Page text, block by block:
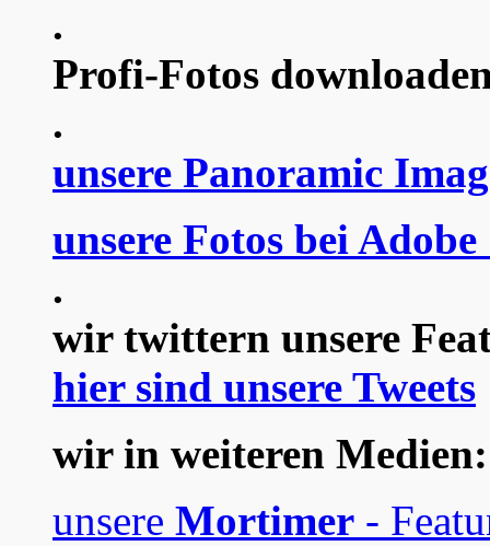
.
Profi-Fotos
.
unsere Panoramic
unsere Fotos bei
.
wir twittern unsere
hier sind unsere Tweets
wir in weiteren Medien:
unsere Mortimer -